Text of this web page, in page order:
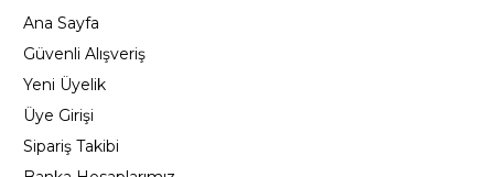
Ana Sayfa
Güvenli Alışveriş
Yeni Üyelik
Üye Girişi
Sipariş Takibi